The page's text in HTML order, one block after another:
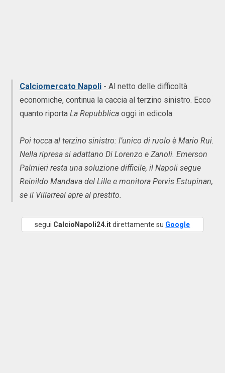
Calciomercato Napoli - Al netto delle difficoltà
economiche, continua la caccia al terzino sinistro. Ecco
quanto riporta La Repubblica oggi in edicola:
Poi tocca al terzino sinistro: l’unico di ruolo è Mario Rui.
Nella ripresa si adattano Di Lorenzo e Zanoli. Emerson
Palmieri resta una soluzione difficile, il Napoli segue
Reinildo Mandava del Lille e monitora Pervis Estupinan,
se il Villarreal apre al prestito.
segui CalcioNapoli24.itdirettamente su Google